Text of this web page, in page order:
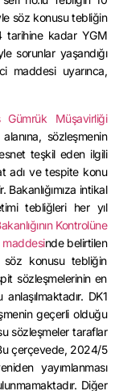
söz konusu tebliğin
tarihine kadar YGM
sorunlar yaşandığı
maddesi uyarınca,
Gümrük Müşavirliği
sözleşmenin
teşkil eden ilgili
adı ve tespite konu
Bakanlığımıza intikal
tebliğleri her yıl
Kontrolüne
maddesinde belirtilen
söz konusu tebliğin
sözleşmelerinin en
DK1
geçerli olduğu
sözleşmeler taraflar
çerçevede, 2024/5
yayımlanması
Diğer